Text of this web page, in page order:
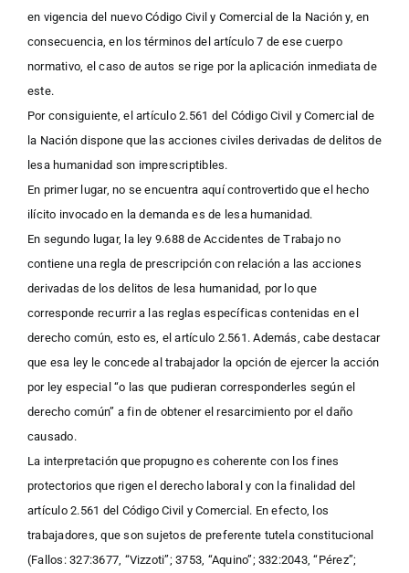
en vigencia del nuevo Código Civil y Comercial de la Nación y, en
consecuencia, en los términos del artículo 7 de ese cuerpo
normativo, el caso de autos se rige por la aplicación inmediata de
este.
Por consiguiente, el artículo 2.561 del Código Civil y Comercial de
la Nación dispone que las acciones civiles derivadas de delitos de
lesa humanidad son imprescriptibles.
En primer lugar, no se encuentra aquí controvertido que el hecho
ilícito invocado en la demanda es de lesa humanidad.
En segundo lugar, la ley 9.688 de Accidentes de Trabajo no
contiene una regla de prescripción con relación a las acciones
derivadas de los delitos de lesa humanidad, por lo que
corresponde recurrir a las reglas específicas contenidas en el
derecho común, esto es, el artículo 2.561. Además, cabe destacar
que esa ley le concede al trabajador la opción de ejercer la acción
por ley especial “o las que pudieran corresponderles según el
derecho común” a fin de obtener el resarcimiento por el daño
causado.
La interpretación que propugno es coherente con los fines
protectorios que rigen el derecho laboral y con la finalidad del
artículo 2.561 del Código Civil y Comercial. En efecto, los
trabajadores, que son sujetos de preferente tutela constitucional
(Fallos: 327:3677, “Vizzoti”; 3753, “Aquino”; 332:2043, “Pérez”;